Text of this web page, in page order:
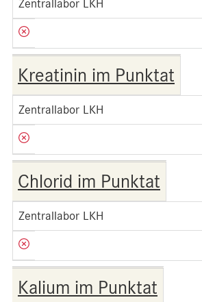
Zentrallabor LKH
Kreatinin im Punktat
Zentrallabor LKH
Chlorid im Punktat
Zentrallabor LKH
Kalium im Punktat